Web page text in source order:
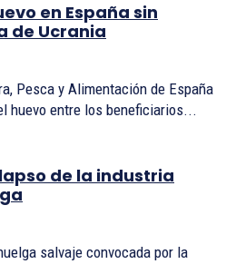
en España sin
de Ucrania
Pesca y Alimentación de España
huevo entre los beneficiarios...
de la industria
salvaje convocada por la